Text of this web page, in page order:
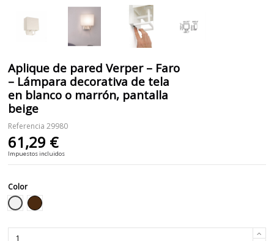
Aplique de pared Verper – Faro
– Lámpara decorativa de tela
en blanco o marrón, pantalla
beige
Referencia 29980
61,29 €
Impuestos incluidos
Color
Blanco Marrón